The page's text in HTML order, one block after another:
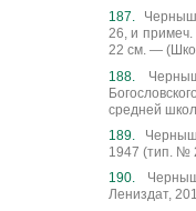
26, и примеч.
22 см. —
средней
1947 (тип. №
Лениздат,